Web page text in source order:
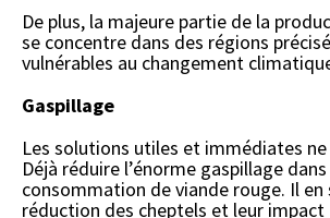
De plus, la majeure partie de la
se concentre dans des régions
vulnérables au changement
Gaspillage
Les solutions utiles et immédiates
Déjà réduire l’énorme gaspillage dans
consommation de viande rouge. Il en
réduction des cheptels et leur impact